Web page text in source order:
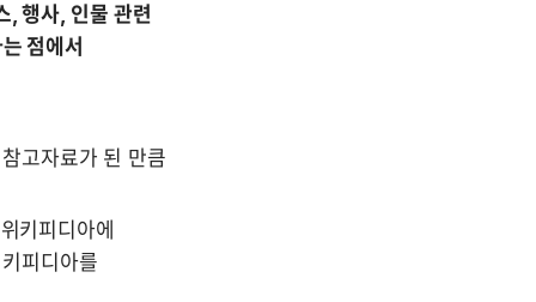
, 행사, 인물 관련
점에서
고자료가 된 만큼
키피디아에
피디아를